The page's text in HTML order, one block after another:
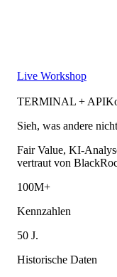
Live Workshop
TERMINAL + API
Sieh, was andere
Fair Value, KI-
vertraut von
100M+
Kennzahlen
50 J.
Historische Daten